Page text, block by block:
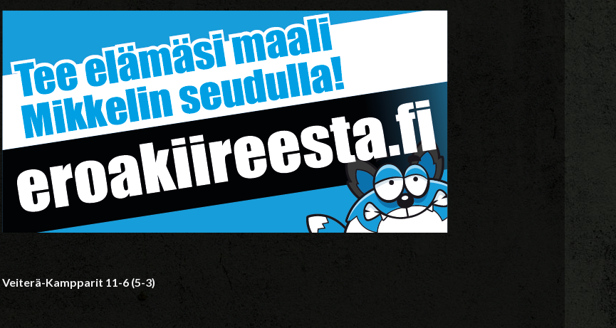
Veiterä-Kampparit 11-6 (5-3)